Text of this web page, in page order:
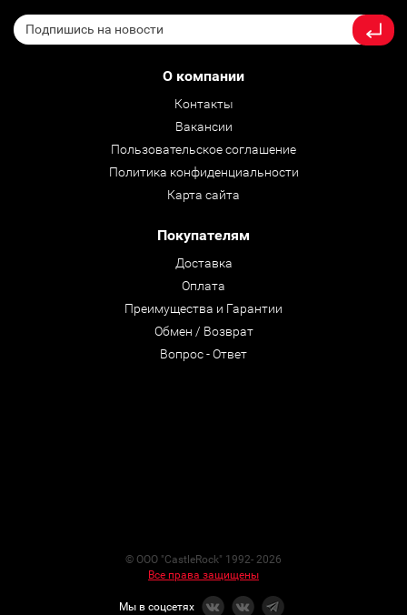
О компании
Контакты
Вакансии
Пользовательское соглашение
Политика конфиденциальности
Карта сайта
Покупателям
Доставка
Оплата
Преимущества и Гарантии
Обмен / Возврат
Вопрос - Ответ
© ООО "CastleRock" 1992- 2026
Все права защищены
Мы в соцсетях